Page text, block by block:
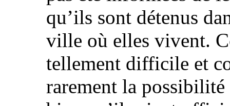
qu’ils sont détenus
ville où elles vivent.
tellement difficile et
rarement la